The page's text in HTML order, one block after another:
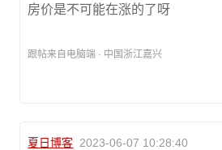
房价是不可能在涨的了呀
跟帖来自电脑端 · 中国浙江嘉兴
夏日博客 2023-06-07 10:28:40